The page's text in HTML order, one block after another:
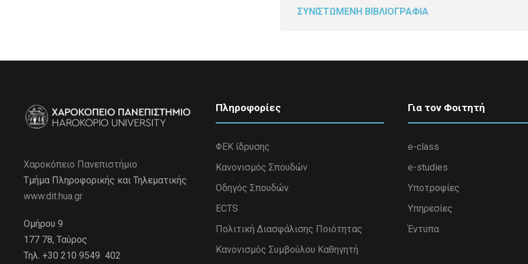
ΣΥΝΙΣΤΩΜΕΝΗ ΒΙΒΛΙΟΓΡΑΦΙΑ
Χαροκόπειο Πανεπιστήμιο
Τμήμα Πληροφορικής και Τηλεματικής
www.dit.hua.gr
Ομήρου 9
177 78, Ταύρος
Τηλ. +30 210 9549 402
Πληροφορίες
ΦΕΚ ίδρυσης
Κανονισμός Σπουδών
Οδηγός Σπουδών
ECTS
Πολιτική Διασφάλισης Ποιότητας
Κανονισμός Συμβούλου Καθηγητή
Για τον Φοιτητή
e-class
e-studies
Υποτροφίες
Υπηρεσίες
Έντυπα